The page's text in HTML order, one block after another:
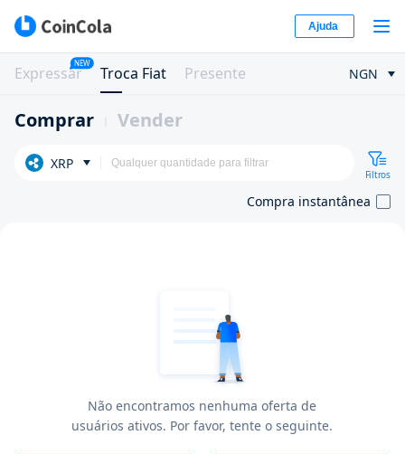
Ajuda
Expressar
NEW
Troca Fiat Presente NGN
Comprar Vender
XRP
Filtros
Compra instantânea
Não encontramos nenhuma oferta de
usuários ativos. Por favor, tente o seguinte.